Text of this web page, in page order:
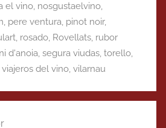
el vino, nosgustaelvino,
, pere ventura, pinot noir,
, rosado, Rovellats, rubor
d'anoia, segura viudas, torello,
viajeros del vino, vilarnau